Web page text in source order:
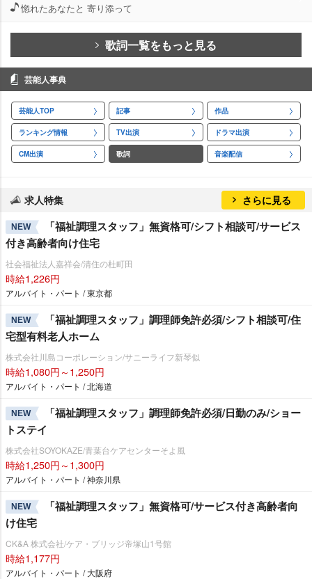
惚れたあなたと 寄り添って
歌詞一覧をもっと見る
芸能人事典
芸能人TOP 記事 作品
ランキング情報 TV出演 ドラマ出演
CM出演 歌詞 音楽配信
求人特集 さらに見る
NEW
「福祉調理スタッフ」無資格可/シフト相談可/サービス
付き高齢者向け住宅
社会福祉法人嘉祥会/清住の杜町田
時給1,226円
アルバイト・パート / 東京都
NEW
「福祉調理スタッフ」調理師免許必須/シフト相談可/住
宅型有料老人ホーム
株式会社川島コーポレーション/サニーライフ新琴似
時給1,080円～1,250円
アルバイト・パート / 北海道
NEW
「福祉調理スタッフ」調理師免許必須/日勤のみ/ショー
トステイ
株式会社SOYOKAZE/青葉台ケアセンターそよ風
時給1,250円～1,300円
アルバイト・パート / 神奈川県
NEW
「福祉調理スタッフ」無資格可/サービス付き高齢者向
け住宅
CK&A 株式会社/ケア・ブリッジ帝塚山1号館
時給1,177円
アルバイト・パート / 大阪府